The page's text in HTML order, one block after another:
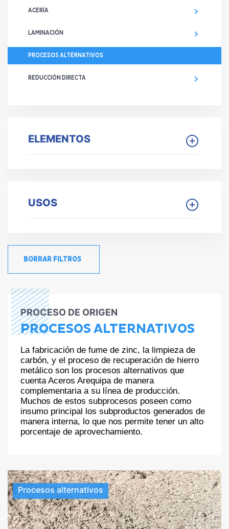
ACERÍA
LAMINACIÓN
PROCESOS ALTERNATIVOS
REDUCCIÓN DIRECTA
ELEMENTOS
USOS
BORRAR FILTROS
PROCESO DE ORIGEN
PROCESOS ALTERNATIVOS
La fabricación de fume de zinc, la limpieza de
carbón, y el proceso de recuperación de hierro
metálico son los procesos alternativos que
cuenta Aceros Arequipa de manera
complementaria a su línea de producción.
Muchos de estos subprocesos poseen como
insumo principal los subproductos generados de
manera interna, lo que nos permite tener un alto
porcentaje de aprovechamiento.
Procesos alternativos